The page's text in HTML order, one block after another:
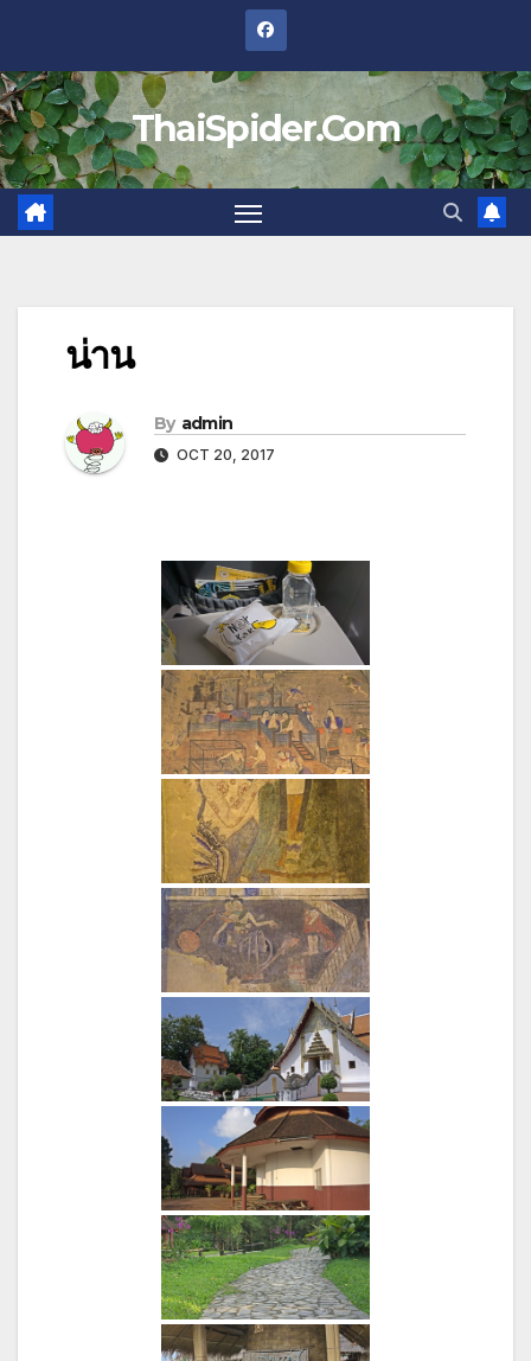
content
ThaiSpider.Com
น่าน
By admin
OCT 20, 2017